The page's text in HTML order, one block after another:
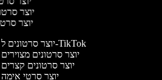
יוצר
יוצר
יוצר סרטונים ל-TikTok
יוצר סרטונים מצוירים
יוצר סרטונים קצרים
יוצר סרטי אימה